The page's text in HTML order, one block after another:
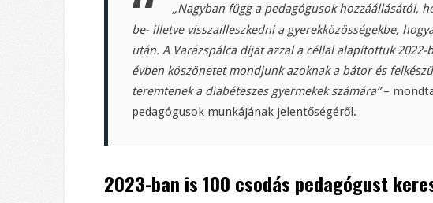
„Nagyban függ a pedagógusok hozzáállásától,
be- illetve visszailleszkedni a gyerekközösségekbe,
után. A Varázspálca díjat azzal a céllal alapítottuk
évben köszönetet mondjunk azoknak a bátor és
teremtenek a diabéteszes gyermekek számára”–
pedagógusok munkájának jelentőségéről.
2023-ban is 100 csodás pedagógust